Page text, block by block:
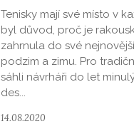
Tenisky mají své místo v
byl důvod, proč je
zahrnula do své
podzim a zimu. Pro
sáhli návrháři do let
des...
14.08.2020